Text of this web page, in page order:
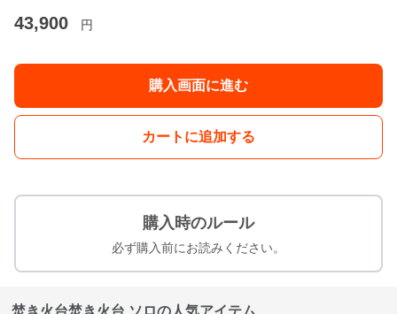
43,900 円
購入画面に進む
カートに追加する
購入時のルール
必ず購入前にお読みください。
焚き火台焚き火台 ソロの人気アイテム